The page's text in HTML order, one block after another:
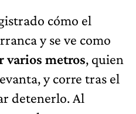
cómo el
y se ve como
varios metros, quien
y corre tras el
detenerlo. Al